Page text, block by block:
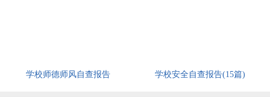
学校师德师风自查报告 学校安全自查报告(15篇)